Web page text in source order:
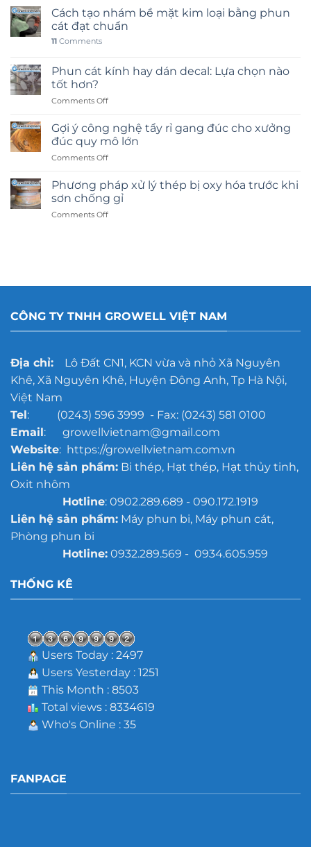
Cách tạo nhám bề mặt kim loại bằng phun
cát đạt chuẩn
11 Comments
Phun cát kính hay dán decal: Lựa chọn nào
tốt hơn?
Comments Offon
cát
kính
hay
dán
Lựa
chọn
nào
Gợi ý công nghệ tẩy rỉ gang đúc cho xưởng
đúc quy mô lớn
Comments Offon
ý
công
nghệ
tẩy
đúc
mô
lớn
Phương pháp xử lý thép bị oxy hóa trước khi
sơn chống gỉ
Comments Offon
bị
trước
khi
gỉ
CÔNG TY TNHH GROWELL VIỆT NAM
Địa chỉ:Lô Đất CN1, KCN vừa và nhỏ Xã Nguyên
Khê, Xã Nguyên Khê, Huyện Đông Anh, Tp Hà Nội,
Việt Nam
Tel: (0243) 596 3999 - Fax: (0243) 581 0100
Email: growellvietnam@gmail.com
Website: https://growellvietnam.com.vn
Liên hệ sản phẩm:Bi thép, Hạt thép, Hạt thủy tinh,
Oxit nhôm
Hotline: 0902.289.689 - 090.172.1919
Liên hệ sản phẩm:Máy phun bi, Máy phun cát,
Phòng phun bi
Hotline:0932.289.569 - 0934.605.959
THỐNG KÊ
Users Today : 2497
Users Yesterday : 1251
This Month : 8503
Total views : 8334619
Who's Online : 35
FANPAGE